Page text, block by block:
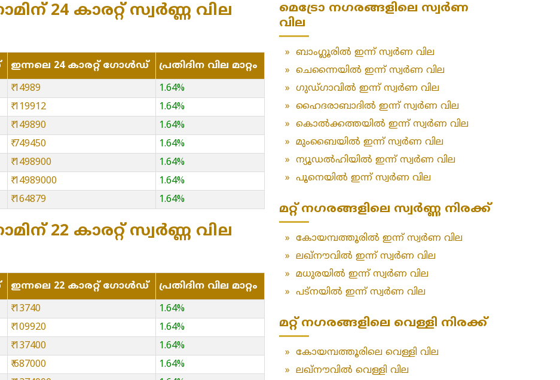
24 കാരറ്റ് സ്വർണ്ണ വില
ഇന്നലെ 24 കാരറ്റ് ഗോൾഡ്
പ്രതിദിന വില മാറ്റം
₹ 14989
1.64%
₹ 119912
1.64%
₹ 149890
1.64%
₹ 749450
1.64%
₹ 1498900
1.64%
₹ 14989000
1.64%
₹ 164879 1.64%
22 കാരറ്റ് സ്വർണ്ണ വില
ഇന്നലെ 22 കാരറ്റ് ഗോൾഡ്
പ്രതിദിന വില മാറ്റം
₹ 13740
1.64%
₹ 109920
1.64%
₹ 137400
1.64%
₹ 687000
1.64%
മെട്രോ നഗരങ്ങളിലെ സ്വർണ
വില
» ബാംഗ്ലൂരിൽ ഇന്ന് സ്വർണ വില
» ചെന്നൈയിൽ ഇന്ന് സ്വർണ വില
» ഗുഡ്ഗാവിൽ ഇന്ന് സ്വർണ വില
» ഹൈദരാബാദിൽ ഇന്ന് സ്വർണ വില
» കൊൽക്കത്തയിൽ ഇന്ന് സ്വർണ വില
» മുംബൈയിൽ ഇന്ന് സ്വർണ വില
» ന്യൂഡൽഹിയിൽ ഇന്ന് സ്വർണ വില
» പൂനെയിൽ ഇന്ന് സ്വർണ വില
മറ്റ് നഗരങ്ങളിലെ സ്വർണ്ണ നിരക്ക്
» കോയമ്പത്തൂരിൽ ഇന്ന് സ്വർണ വില
» ലഖ്‌നൗവിൽ ഇന്ന് സ്വർണ വില
» മധുരയിൽ ഇന്ന് സ്വർണ വില
» പട്‌നയിൽ ഇന്ന് സ്വർണ വില
മറ്റ് നഗരങ്ങളിലെ വെള്ളി നിരക്ക്
» കോയമ്പത്തൂരിലെ വെള്ളി വില
» ലഖ്‌നൗവിൽ വെള്ളി വില